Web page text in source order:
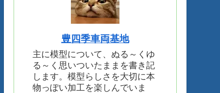
豊四季車両基地
主に模型について、ぬる～くゆ
る～く思いついたままを書き記
します。模型らしさを大切に本
物っぽい加工を楽しんでいま